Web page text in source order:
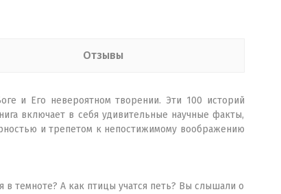
Отзывы
и Его невероятном творении. Эти 100 историй
включает в себя удивительные научные факты,
и трепетом к непостижимому воображению
в темноте? А как птицы учатся петь? Вы слышали о